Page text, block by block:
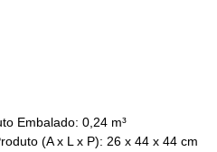
Embalado: 0,24 m³
(A x L x P): 26 x 44 x 44 cm